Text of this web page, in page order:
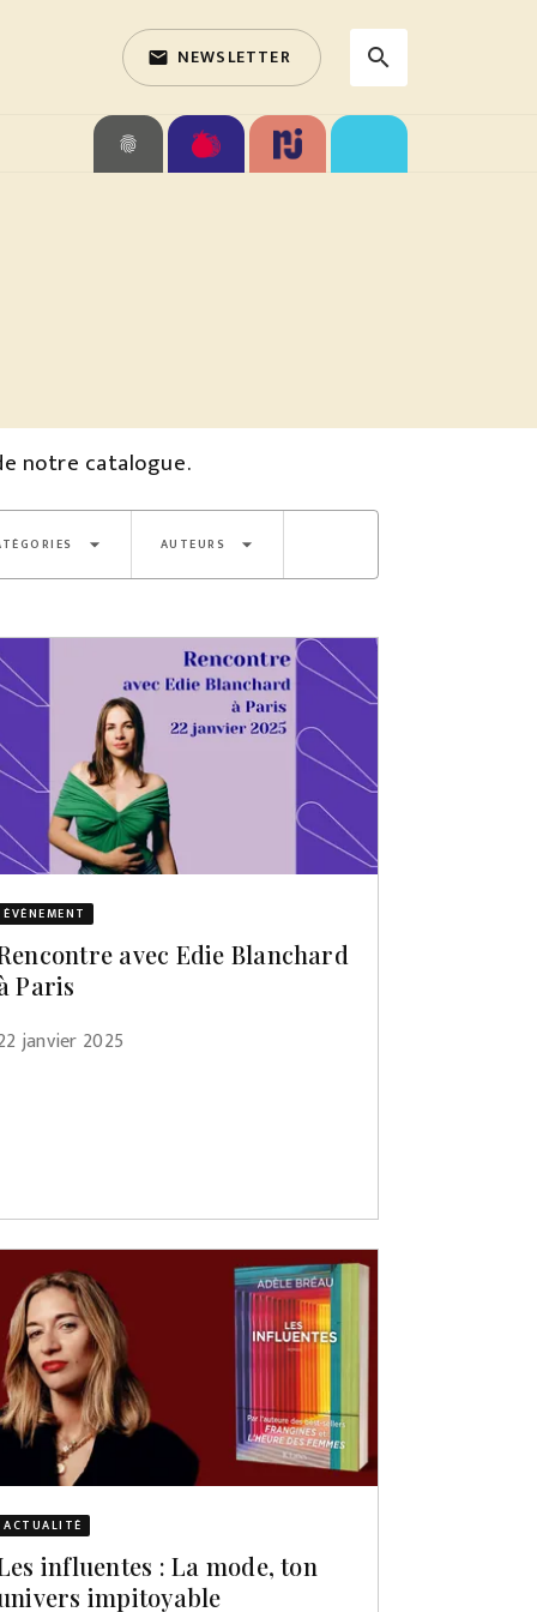
email NEWSLETTER search
fingerprint
search
notre catalogue.
arrow_drop_down AUTEURS arrow_drop_down
ÉVÈNEMENT
avec Edie Blanchard
Paris
janvier 2025
ACTUALITÉ
influentes : La mode, ton
impitoyable